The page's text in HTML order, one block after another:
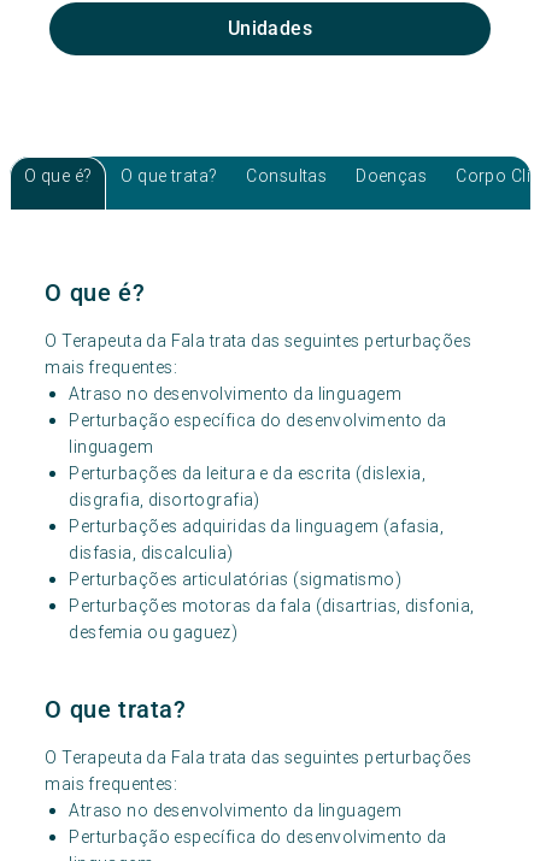
Unidades
O que é? O que trata? Consultas Doenças Corpo
O que é?
O Terapeuta da Fala trata das seguintes perturbações
mais frequentes:
Atraso no desenvolvimento da linguagem
Perturbação específica do desenvolvimento da
linguagem
Perturbações da leitura e da escrita (dislexia,
disgrafia, disortografia)
Perturbações adquiridas da linguagem (afasia,
disfasia, discalculia)
Perturbações articulatórias (sigmatismo)
Perturbações motoras da fala (disartrias, disfonia,
desfemia ou gaguez)
O que trata?
O Terapeuta da Fala trata das seguintes perturbações
mais frequentes:
Atraso no desenvolvimento da linguagem
Perturbação específica do desenvolvimento da